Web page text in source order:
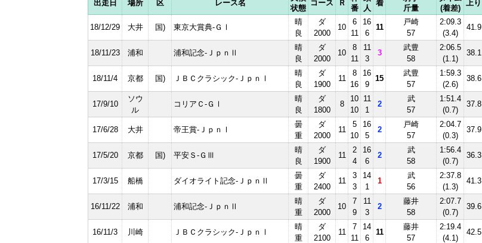
出走日 場所 区 レース名
状態
コース Ｒ
番
人
着
斤量
(着差)
上り
18/12/29 大井 国) 東京大賞典-ＧⅠ
晴
良
ダ
2000
10
6
11
16
6
11
戸崎
57
2:09.3
(3.4)
41.9
18/11/23 浦和 浦和記念-ＪｐｎⅡ
晴
良
ダ
2000
10
8
11
11
3
3
武豊
58
2:06.5
(1.1)
38.1
18/11/4 京都 国) ＪＢＣクラシック-ＪｐｎⅠ
晴
良
ダ
1900
11
8
16
16
9
15
武豊
57
1:59.3
(2.6)
38.6
17/9/10
ソウ
ル
コリアＣ-ＧⅠ
晴
良
ダ
1800
8
10
10
11
1
2
武
57
1:51.4
(0.7)
37.8
17/6/28 大井 帝王賞-ＪｐｎⅠ
曇
重
ダ
2000
11
5
10
16
5
2
戸崎
57
2:04.7
(0.3)
37.9
17/5/20 京都 国) 平安Ｓ-ＧⅢ
晴
良
ダ
1900
11
2
4
16
6
2
武
58
1:56.4
(0.7)
36.3
17/3/15 船橋 ダイオライト記念-ＪｐｎⅡ
曇
重
ダ
2400
11
3
3
14
1
1
武
56
2:37.8
(1.3)
41.3
16/11/22 浦和 浦和記念-ＪｐｎⅡ
晴
重
ダ
2000
10
7
9
11
3
2
藤井
58
2:07.7
(0.7)
39.6
16/11/3 川崎 ＪＢＣクラシック-ＪｐｎⅠ
晴
重
ダ
2100
11
7
11
14
6
11
藤井
57
2:19.4
(4.1)
42.5